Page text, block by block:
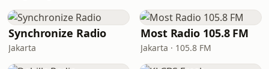
Synchronize Radio
Jakarta
Most Radio 105.8 FM
Jakarta · 105.8 FM